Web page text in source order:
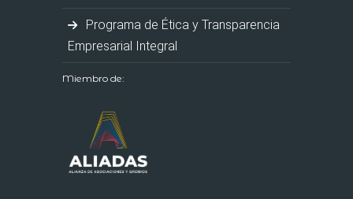
Programa de Ética y Transparencia
Empresarial Integral
Miembro de: